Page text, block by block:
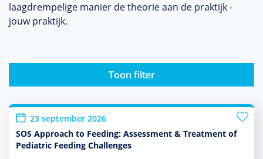
laagdrempelige manier de theorie aan de prak­tijk -
jouw prak­tijk.
Toon filter
23 september 2026
SOS Approach to Feeding: Assessment & Treatment of
Pediatric Feeding Challenges